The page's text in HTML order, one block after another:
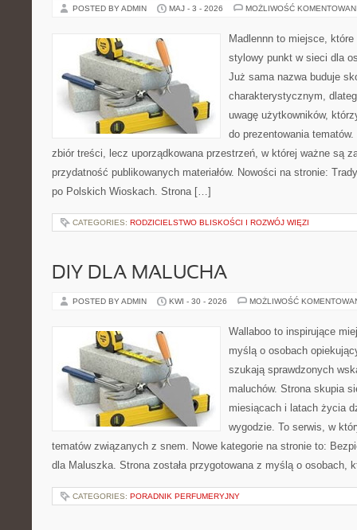
POSTED BY ADMIN MAJ - 3 - 2026 MOŻLIWOŚĆ
Madlennn to miejsce,
stylowy punkt w sieci dla
Już sama nazwa buduje
charakterystycznym,
uwagę użytkowników,
do prezentowania
zbiór treści, lecz uporządkowana przestrzeń, w której ważne są
przydatność publikowanych materiałów. Nowości na stronie:
po Polskich Wioskach. Strona […]
CATEGORIES: RODZICIELSTWO BLISKOŚCI I ROZWÓJ WIĘZI
DIY DLA MALUCHA
POSTED BY ADMIN KWI - 30 - 2026 MOŻLIWOŚĆ
Wallaboo to inspirujące
myślą o osobach
szukają sprawdzonych
maluchów. Strona skupia
miesiącach i latach życia
wygodzie. To serwis, w
tematów związanych z snem. Nowe kategorie na stronie to:
dla Maluszka. Strona została przygotowana z myślą o osobach,
CATEGORIES: PORADNIK PERFUMERYJNY